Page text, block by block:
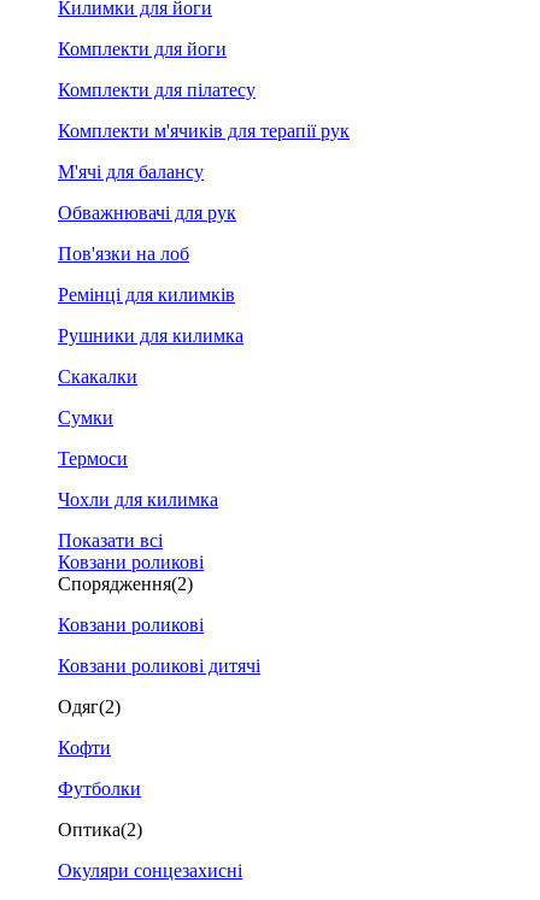
Килимки для йоги
Комплекти для йоги
Комплекти для пілатесу
Комплекти м'ячиків для терапії рук
М'ячі для балансу
Обважнювачі для рук
Пов'язки на лоб
Ремінці для килимків
Рушники для килимка
Скакалки
Сумки
Термоси
Чохли для килимка
Показати всі
Ковзани роликові
Спорядження(2)
Ковзани роликові
Ковзани роликові дитячі
Одяг(2)
Кофти
Футболки
Оптика(2)
Окуляри сонцезахисні